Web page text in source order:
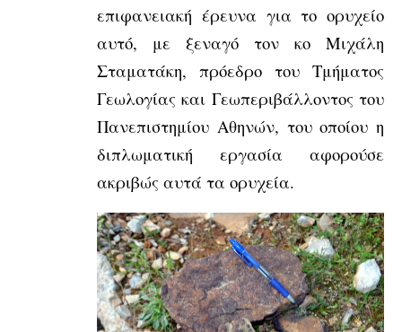
επιφανειακή έρευνα για το ορυχείο
αυτό, με ξεναγό τον κο Μιχάλη
Σταματάκη, πρόεδρο του Τμήματος
Γεωλογίας και Γεωπεριβάλλοντος του
Πανεπιστημίου Αθηνών, του οποίου η
διπλωματική εργασία αφορούσε
ακριβώς αυτά τα ορυχεία.